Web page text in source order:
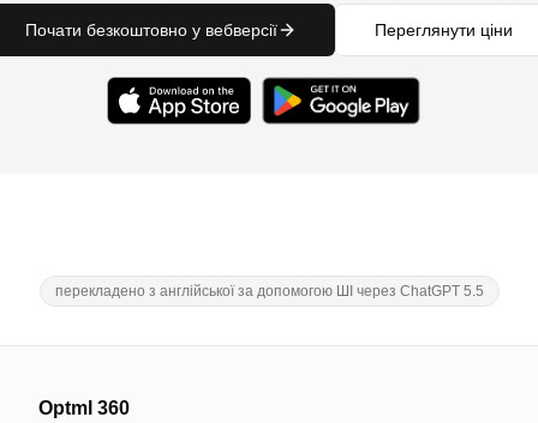
Почати безкоштовно у вебверсії Переглянути ціни
перекладено з англійської за допомогою ШІ через ChatGPT 5.5
Optml 360